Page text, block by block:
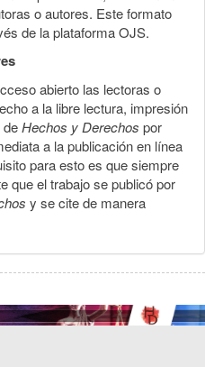
o autores. Este formato
de la plataforma OJS.
abierto las lectoras o
a la libre lectura, impresión
deHechos y Derechos por
a la publicación en línea
para esto es que siempre
que el trabajo se publicó por
y se cite de manera